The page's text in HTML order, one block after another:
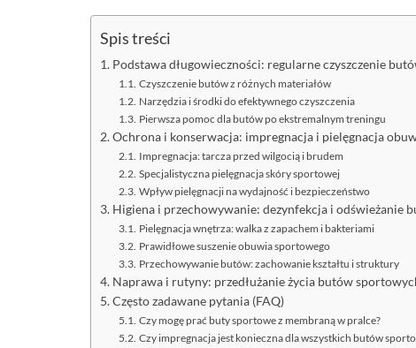
Spis treści
Podstawa długowieczności: regularne czyszczenie
Czyszczenie butów z różnych materiałów
Narzędzia i środki do efektywnego czyszczenia
Pierwsza pomoc dla butów po ekstremalnym treningu
Ochrona i konserwacja: impregnacja i pielęgnacja
Impregnacja: tarcza przed wilgocią i brudem
Specjalistyczna pielęgnacja skóry sportowej
Wpływ pielęgnacji na wydajność i bezpieczeństwo
Higiena i przechowywanie: dezynfekcja i odświeżanie
Pielęgnacja wnętrza: walka z zapachem i bakteriami
Prawidłowe suszenie obuwia sportowego
Przechowywanie butów: zachowanie kształtu i struktury
Naprawa i rutyny: przedłużanie życia butów
Często zadawane pytania (FAQ)
Czy mogę prać buty sportowe z membraną w pralce?
Czy impregnacja jest konieczna dla wszystkich butów